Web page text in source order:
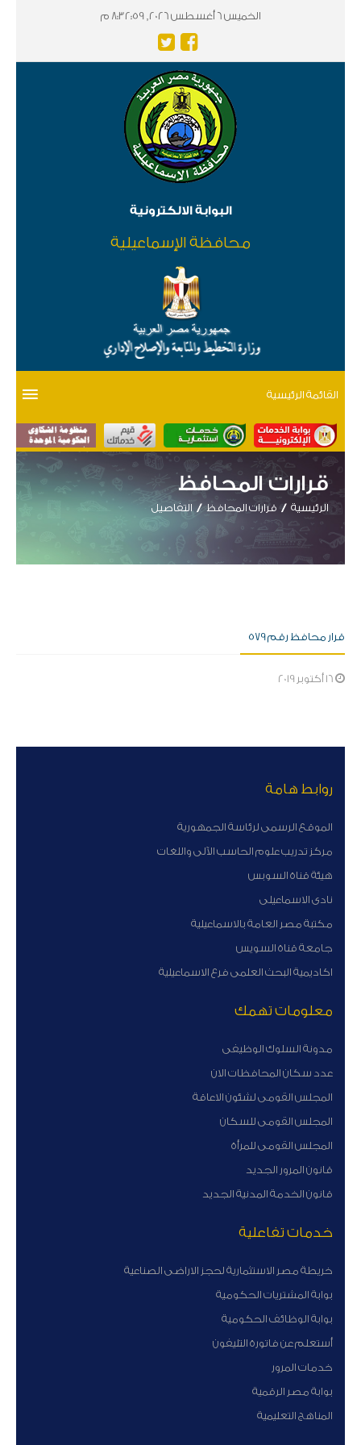
الخميس 6 أغسطس 2026, 8:32:59 م
البوابة الالكترونية
محافظة الإسماعيلية
القائمة الرئيسية
قرارات المحافظ
الرئيسية قرارات المحافظ التفاصيل
قرار محافظ رقم 579
روابط هامة
الموقع الرسمى لرئاسة الجمهورية
مركز تدريب علوم الحاسب الآلى واللغات
هيئة قناة السوبس
نادى الاسماعيلى
مكتبة مصر العامة بالاسماعيلية
جامعة قناة السويس
اكاديمية البحث العلمى فرع الاسماعيلية
معلومات تهمك
مدونة السلوك الوظيفى
عدد سكان المحافظات الان
المجلس القومى لشئون الاعاقة
المجلس القومى للسكان
المجلس القومى للمرأة
قانون المرور الجديد
قانون الخدمة المدنية الجديد
خدمات تفاعلية
خريطة مصر الاستثمارية لحجز الاراضى الصناعية
بوابة المشتريات الحكومية
بوابة الوظائف الحكومية
أستعلم عن فاتورة التليفون
خدمات المرور
بوابة مصر الرقمية
المناهج التعليمية